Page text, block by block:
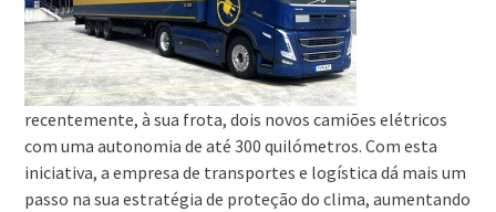
recentemente, à sua frota, dois novos camiões elétricos
com uma autonomia de até 300 quilómetros. Com esta
iniciativa, a empresa de transportes e logística dá mais um
passo na sua estratégia de proteção do clima, aumentando